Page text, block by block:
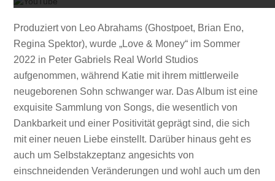
Produziert von Leo Abrahams (Ghostpoet, Brian Eno,
Regina Spektor), wurde „Love & Money“ im Sommer
2022 in Peter Gabriels Real World Studios
aufgenommen, während Katie mit ihrem mittlerweile
neugeborenen Sohn schwanger war. Das Album ist eine
exquisite Sammlung von Songs, die wesentlich von
Dankbarkeit und einer Positivität geprägt sind, die sich
mit einer neuen Liebe einstellt. Darüber hinaus geht es
auch um Selbstakzeptanz angesichts von
einschneidenden Veränderungen und wohl auch um den